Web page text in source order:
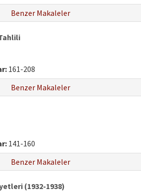
Benzer Makaleler
161-208
Benzer Makaleler
141-160
Benzer Makaleler
(1932-1938)